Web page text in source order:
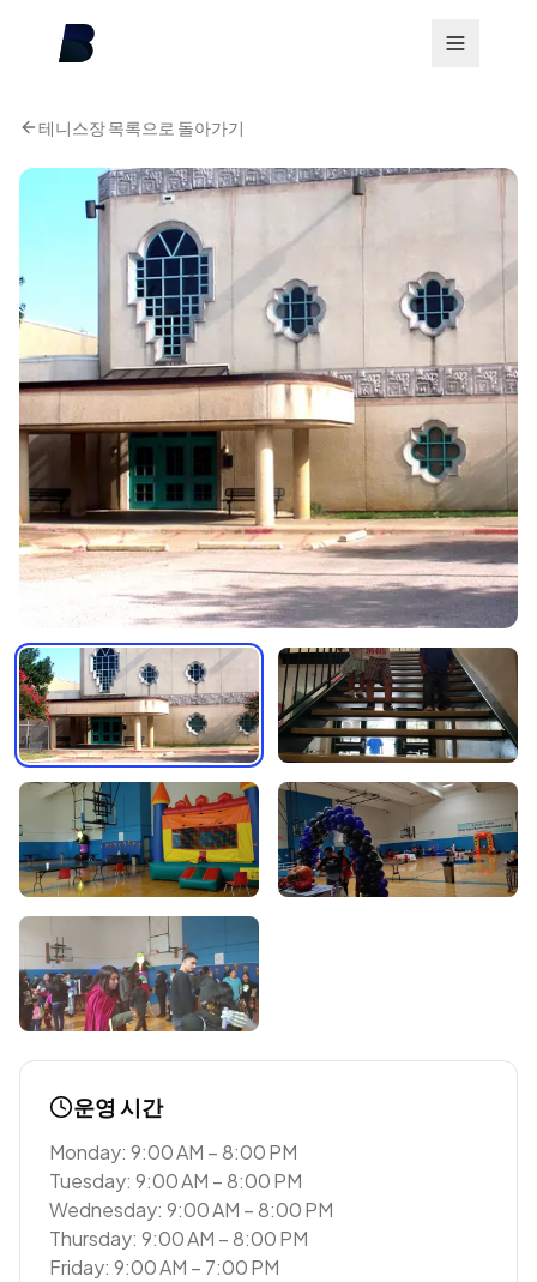
테니스장 목록으로 돌아가기
운영 시간
Monday: 9:00 AM – 8:00 PM
Tuesday: 9:00 AM – 8:00 PM
Wednesday: 9:00 AM – 8:00 PM
Thursday: 9:00 AM – 8:00 PM
Friday: 9:00 AM – 7:00 PM